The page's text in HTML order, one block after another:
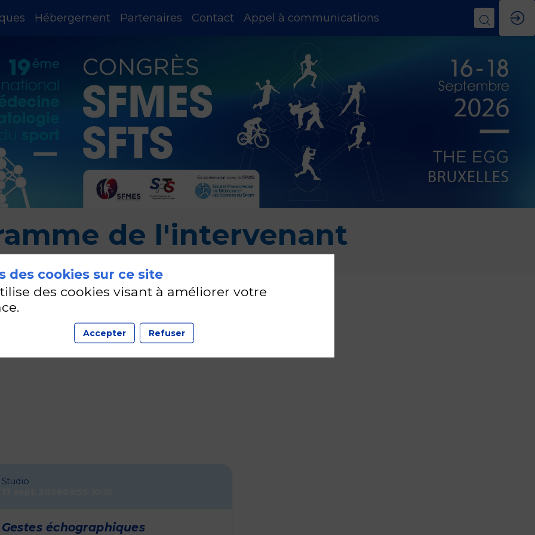
Hébergement Partenaires Contact Appel à communications
de l'intervenant
Studio
Gestes échographiques
des cookies sur ce site
des cookies visant à améliorer votre
Accepter Refuser